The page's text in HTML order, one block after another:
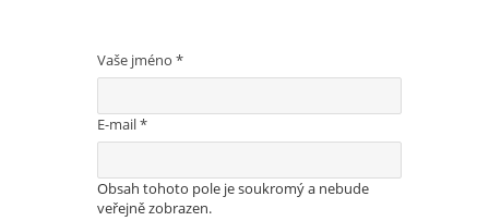
Vaše jméno *
E-mail*
Obsah tohoto pole je soukromý a nebude
veřejně zobrazen.